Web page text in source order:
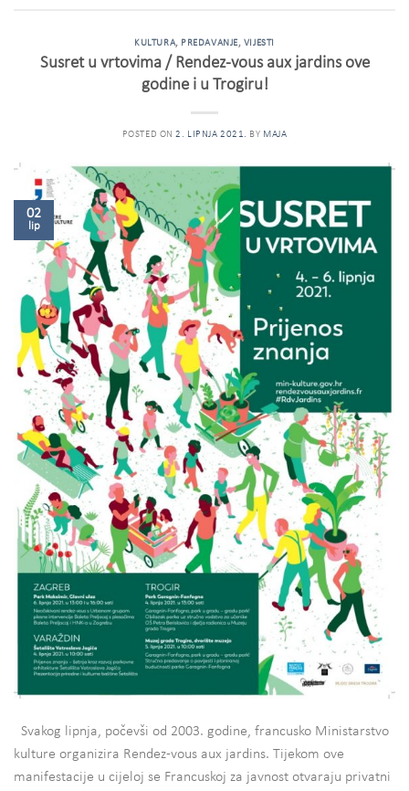
KULTURA, PREDAVANJE, VIJESTI
Susret u vrtovima / Rendez-vous aux jardins ove
godine i u Trogiru!
POSTED ON2. LIPNJA 2021. BY MAJA
02
lip
Svakog lipnja, počevši od 2003. godine, francusko Ministarstvo
kulture organizira Rendez-vous aux jardins. Tijekom ove
manifestacije u cijeloj se Francuskoj za javnost otvaraju privatni